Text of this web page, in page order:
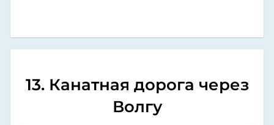
13. Канатная дорога через
Волгу